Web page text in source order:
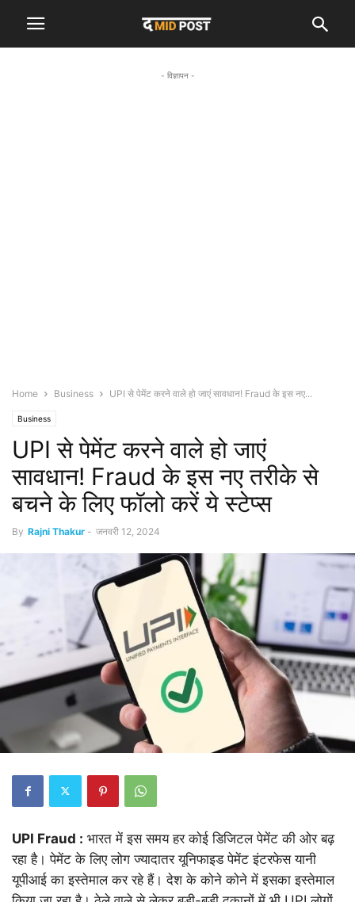
- विज्ञापन -
Home Business UPI से पेमेंट करने वाले हो जाएं सावधान! Fraud के इस नए...
Business
UPI से पेमेंट करने वाले हो जाएं
सावधान! Fraud के इस नए तरीके से
बचने के लिए फॉलो करें ये स्टेप्स
By Rajni Thakur - जनवरी 12, 2024
UPI Fraud : भारत में इस समय हर कोई डिजिटल पेमेंट की ओर बढ़
रहा है। पेमेंट के लिए लोग ज्यादातर यूनिफाइड पेमेंट इंटरफेस यानी
यूपीआई का इस्तेमाल कर रहे हैं। देश के कोने कोने में इसका इस्तेमाल